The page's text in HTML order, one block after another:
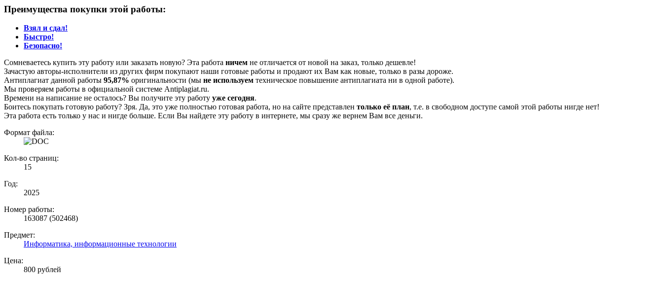
Преимущества покупки этой работы:
Взял и сдал!
Быстро!
Безопасно!
Сомневаетесь купить эту работу или заказать новую? Эта работа ничем не отличается от новой на заказ, только дешевле!
Зачастую авторы-исполнители из других фирм покупают наши готовые работы и продают их Вам как новые, только в разы дороже.
Антиплагиат данной работы 95,87% оригинальности (мы не используем техническое повышение антиплагиата ни в одной работе).
Мы проверяем работы в официальной системе Аntiplagiat.ru.
Времени на написание не осталось? Вы получите эту работу уже сегодня.
Боитесь покупать готовую работу? Зря. Да, это уже полностью готовая работа, но на сайте представлен только её план, т.е. в свободном доступе самой этой работы нигде нет!
Эта работа есть только у нас и нигде больше. Если Вы найдете эту работу в интернете, мы сразу же вернем Вам все деньги.
Формат файла:
Кол-во страниц:
15
Год:
2025
Номер работы:
163087 (502468)
Предмет:
Информатика, информационные технологии
Цена:
800 рублей